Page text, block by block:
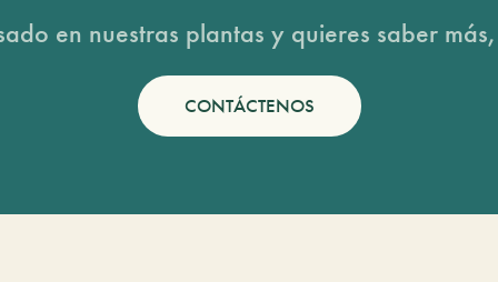
en nuestras plantas y quieres saber
CONTÁCTENOS